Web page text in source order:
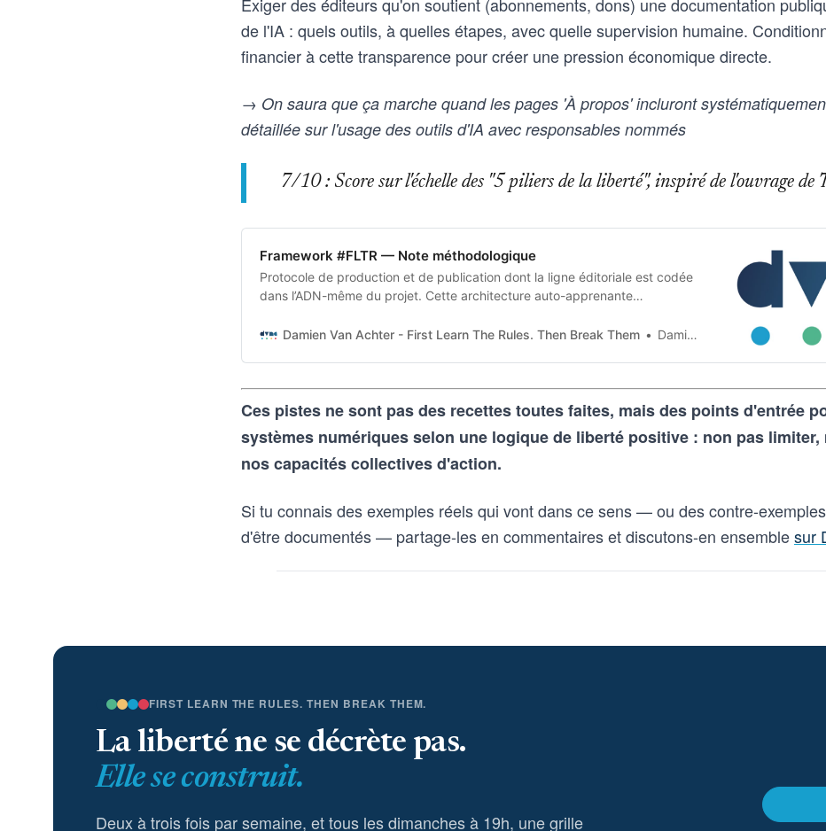
de l'IA : quels outils, à quelles étapes, avec quelle supervision humaine.
financier à cette transparence pour créer une pression économique directe.
→ On saura que ça marche quand les pages 'À propos' incluront
détaillée sur l'usage des outils d'IA avec responsables nommés
7/10 : Score sur l'échelle des "5 piliers de la liberté", inspiré de l'ouvrage
Framework #FLTR — Note méthodologique
Protocole de production et de publication dont la ligne éditoriale est codée
dans l’ADN-même du projet. Cette architecture auto-apprenante
aux outils d’intelligence artificielle qu’aux humains qui les entrainent, et
Damien Van Achter - First Learn The Rules. Then Break Them Damien Van Achter
Ces pistes ne sont pas des recettes toutes faites, mais des points d'entrée
systèmes numériques selon une logique de liberté positive : non pas limiter,
nos capacités collectives d'action.
Si tu connais des exemples réels qui vont dans ce sens — ou des contre-
d'être documentés — partage-les en commentaires et discutons-en ensemblesur
FIRST LEARN THE RULES. THEN BREAK THEM.
La liberté ne se décrète pas.
Elle se construit.
Deux à trois fois par semaine, et tous les dimanches à 19h, une grille